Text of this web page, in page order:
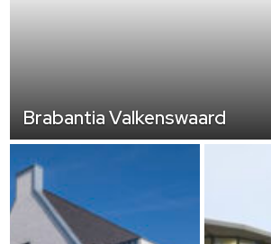
Brabantia Valkenswaard